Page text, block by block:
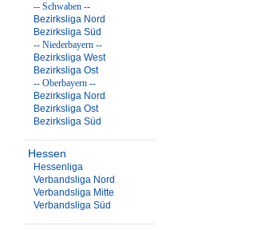
-- Schwaben --
Bezirksliga Nord
Bezirksliga Süd
-- Niederbayern --
Bezirksliga West
Bezirksliga Ost
-- Oberbayern --
Bezirksliga Nord
Bezirksliga Ost
Bezirksliga Süd
Hessen
Hessenliga
Verbandsliga Nord
Verbandsliga Mitte
Verbandsliga Süd